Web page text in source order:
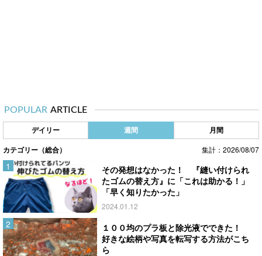
POPULAR ARTICLE
デイリー 週間 月間
カテゴリー（総合） 集計：2026/08/07
その発想はなかった！ 『縫い付けられ
たゴムの替え方』に「これは助かる！」
「早く知りたかった」
2024.01.12
１００均のプラ板と除光液でできた！
好きな絵柄や写真を転写する方法がこち
ら